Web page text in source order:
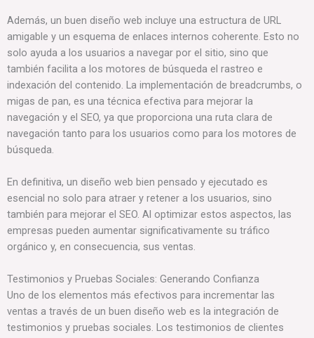
Además, un buen diseño web incluye una estructura de URL
amigable y un esquema de enlaces internos coherente. Esto no
solo ayuda a los usuarios a navegar por el sitio, sino que
también facilita a los motores de búsqueda el rastreo e
indexación del contenido. La implementación de breadcrumbs, o
migas de pan, es una técnica efectiva para mejorar la
navegación y el SEO, ya que proporciona una ruta clara de
navegación tanto para los usuarios como para los motores de
búsqueda.
En definitiva, un diseño web bien pensado y ejecutado es
esencial no solo para atraer y retener a los usuarios, sino
también para mejorar el SEO. Al optimizar estos aspectos, las
empresas pueden aumentar significativamente su tráfico
orgánico y, en consecuencia, sus ventas.
Testimonios y Pruebas Sociales: Generando Confianza
Uno de los elementos más efectivos para incrementar las
ventas a través de un buen diseño web es la integración de
testimonios y pruebas sociales. Los testimonios de clientes